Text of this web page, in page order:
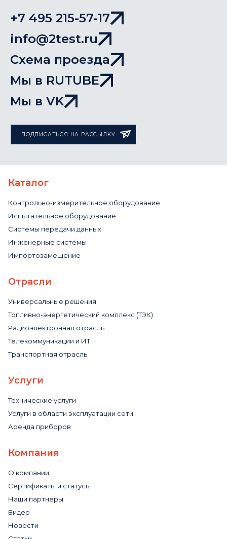
+7 495 215-57-17
info@2test.ru
Схема проезда
Мы в RUTUBE
Мы в VK
ПОДПИСАТЬСЯ НА РАССЫЛКУ
Каталог
Контрольно-измерительное оборудование
Испытательное оборудование
Системы передачи данных
Инженерные системы
Импортозамещение
Отрасли
Универсальные решения
Топливно-энергетический комплекс (ТЭК)
Радиоэлектронная отрасль
Телекоммуникации и ИТ
Транспортная отрасль
Услуги
Технические услуги
Услуги в области эксплуатации сети
Аренда приборов
Компания
О компании
Сертификаты и статусы
Наши партнеры
Видео
Новости